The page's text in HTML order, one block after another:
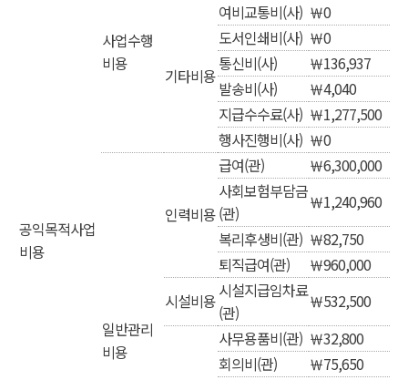
공익목적사업
비용
사업수행
비용
기타비용
여비교통비(사) ￦0
도서인쇄비(사) ￦0
통신비(사)
￦136,937
발송비(사)
￦4,040
지급수수료(사) ￦1,277,500
행사진행비(사) ￦0
일반관리
비용
인력비용
급여(관)
￦6,300,000
사회보험부담금
(관)
￦1,240,960
복리후생비(관) ￦82,750
퇴직급여(관)
￦960,000
시설비용시설지급임차료
(관)
￦532,500
사무용품비(관) ￦32,800
회의비(관)
￦75,650